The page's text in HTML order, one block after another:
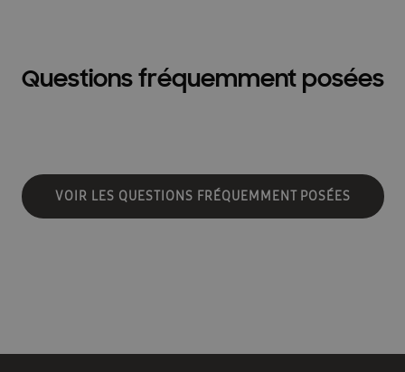
Questions fréquemment posées
VOIR LES QUESTIONS FRÉQUEMMENT POSÉES